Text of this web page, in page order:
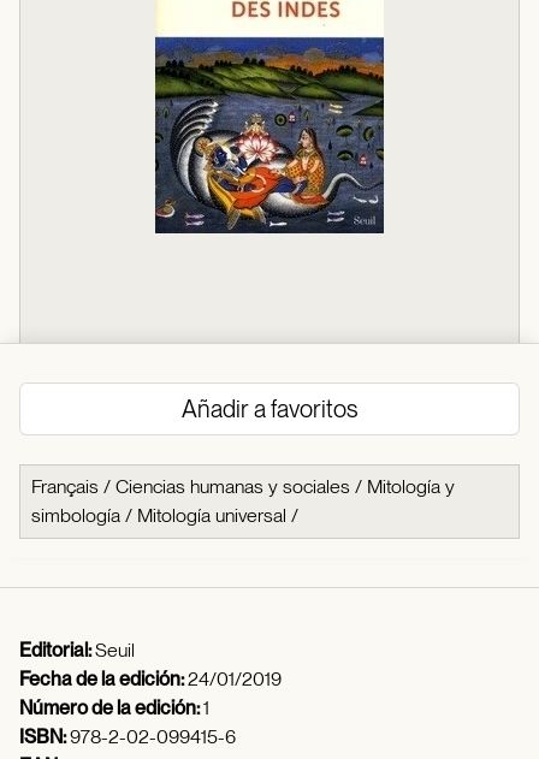
Añadir a favoritos
Français / Ciencias humanas y sociales / Mitología y
simbología / Mitología universal /
Editorial:Seuil
Fecha de la edición:24/01/2019
Número de la edición:1
ISBN:978-2-02-099415-6